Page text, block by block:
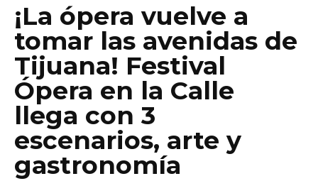
¡La ópera vuelve a
tomar las avenidas de
Tijuana! Festival
Ópera en la Calle
llega con 3
escenarios, arte y
gastronomía